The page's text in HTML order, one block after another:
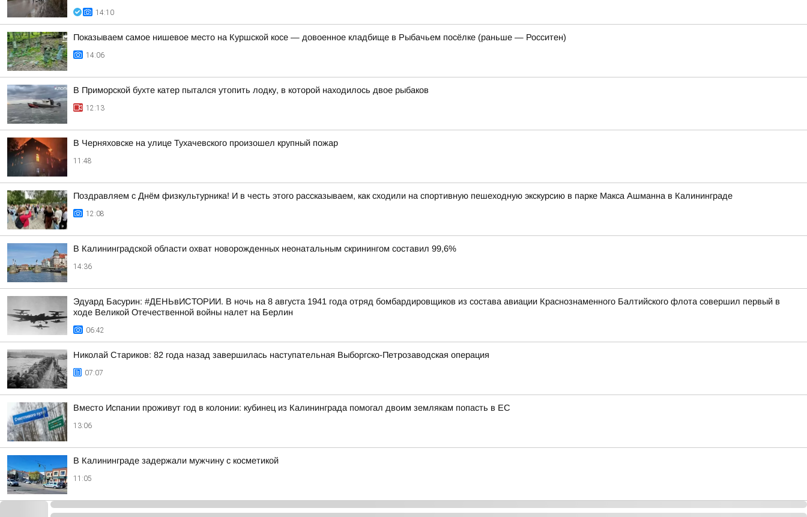
14:10
Показываем самое нишевое место на Куршской косе — довоенное кладбище в Рыбачьем посёлке (раньше — Росситен)
14:06
В Приморской бухте катер пытался утопить лодку, в которой находилось двое рыбаков
12:13
В Черняховске на улице Тухачевского произошел крупный пожар
11:48
Поздравляем с Днём физкультурника! И в честь этого рассказываем, как сходили на спортивную пешеходную экскурсию в парке Макса Ашманна в Калининграде
12:08
В Калининградской области охват новорожденных неонатальным скринингом составил 99,6%
14:36
Эдуард Басурин: #ДЕНЬвИСТОРИИ. В ночь на 8 августа 1941 года отряд бомбардировщиков из состава авиации Краснознаменного Балтийского флота совершил первый в
ходе Великой Отечественной войны налет на Берлин
06:42
Николай Стариков: 82 года назад завершилась наступательная Выборгско-Петрозаводская операция
07:07
Вместо Испании проживут год в колонии: кубинец из Калининграда помогал двоим землякам попасть в ЕС
13:06
В Калининграде задержали мужчину с косметикой
11:05